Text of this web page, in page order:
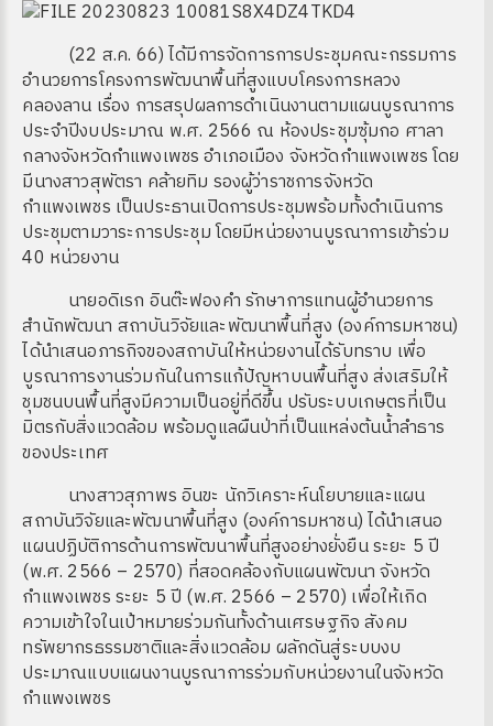
(22 ส.ค. 66) ได้มีการจัดการการประชุมคณะกรรมการ
อำนวยการโครงการพัฒนาพื้นที่สูงแบบโครงการหลวง
คลองลาน เรื่อง การสรุปผลการดำเนินงานตามแผนบูรณาการ
ประจำปีงบประมาณ พ.ศ. 2566 ณ ห้องประชุมซุ้มกอ ศาลา
กลางจังหวัดกำแพงเพชร อำเภอเมือง จังหวัดกำแพงเพชร โดย
มีนางสาวสุพัตรา คล้ายทิม รองผู้ว่าราชการจังหวัด
กำแพงเพชร เป็นประธานเปิดการประชุมพร้อมทั้งดำเนินการ
ประชุมตามวาระการประชุม โดยมีหน่วยงานบูรณาการเข้าร่วม
40 หน่วยงาน
นายอดิเรก อินต๊ะฟองคำ รักษาการแทนผู้อำนวยการ
สำนักพัฒนา สถาบันวิจัยและพัฒนาพื้นที่สูง (องค์การมหาชน)
ได้นำเสนอภารกิจของสถาบันให้หน่วยงานได้รับทราบ เพื่อ
บูรณาการงานร่วมกันในการแก้ปัญหาบนพื้นที่สูง ส่งเสริมให้
ชุมชนบนพื้นที่สูงมีความเป็นอยู่ที่ดีขึ้น ปรับระบบเกษตรที่เป็น
มิตรกับสิ่งแวดล้อม พร้อมดูแลผืนป่าที่เป็นแหล่งต้นน้ำลำธาร
ของประเทศ
นางสาวสุภาพร อินขะ นักวิเคราะห์นโยบายและแผน
สถาบันวิจัยและพัฒนาพื้นที่สูง (องค์การมหาชน) ได้นำเสนอ
แผนปฏิบัติการด้านการพัฒนาพื้นที่สูงอย่างยั่งยืน ระยะ 5 ปี
(พ.ศ. 2566 – 2570) ที่สอดคล้องกับแผนพัฒนา จังหวัด
กำแพงเพชร ระยะ 5 ปี (พ.ศ. 2566 – 2570) เพื่อให้เกิด
ความเข้าใจในเป้าหมายร่วมกันทั้งด้านเศรษฐกิจ สังคม
ทรัพยากรธรรมชาติและสิ่งแวดล้อม ผลักดันสู่ระบบงบ
ประมาณแบบแผนงานบูรณาการร่วมกับหน่วยงานในจังหวัด
กำแพงเพชร